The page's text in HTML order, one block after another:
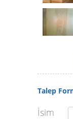
Talep
İsim